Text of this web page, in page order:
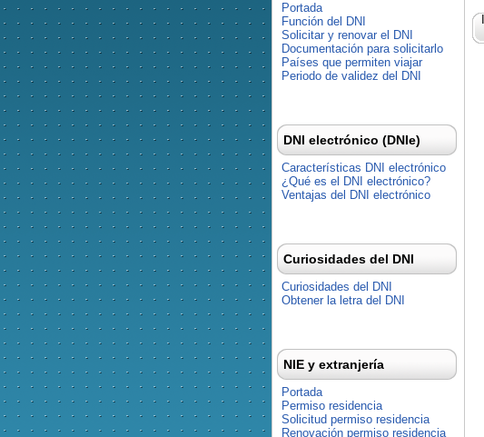
Portada
Función del DNI
Solicitar y renovar el DNI
Documentación para solicitarlo
Países que permiten viajar
Periodo de validez del DNI
DNI electrónico (DNIe)
Características DNI electrónico
¿Qué es el DNI electrónico?
Ventajas del DNI electrónico
Curiosidades del DNI
Curiosidades del DNI
Obtener la letra del DNI
NIE y extranjería
Portada
Permiso residencia
Solicitud permiso residencia
Renovación permiso residencia